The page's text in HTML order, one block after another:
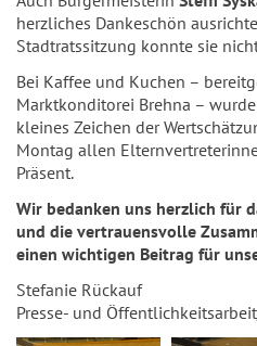
herzliches Dankeschön
Stadtratssitzung konnte sie
Bei Kaffee und Kuchen –
Marktkonditorei Brehna –
kleines Zeichen der
Montag allen
Präsent.
Wir bedanken uns herzlich für
und die vertrauensvolle
einen wichtigen Beitrag für
Stefanie Rückauf
Presse- und